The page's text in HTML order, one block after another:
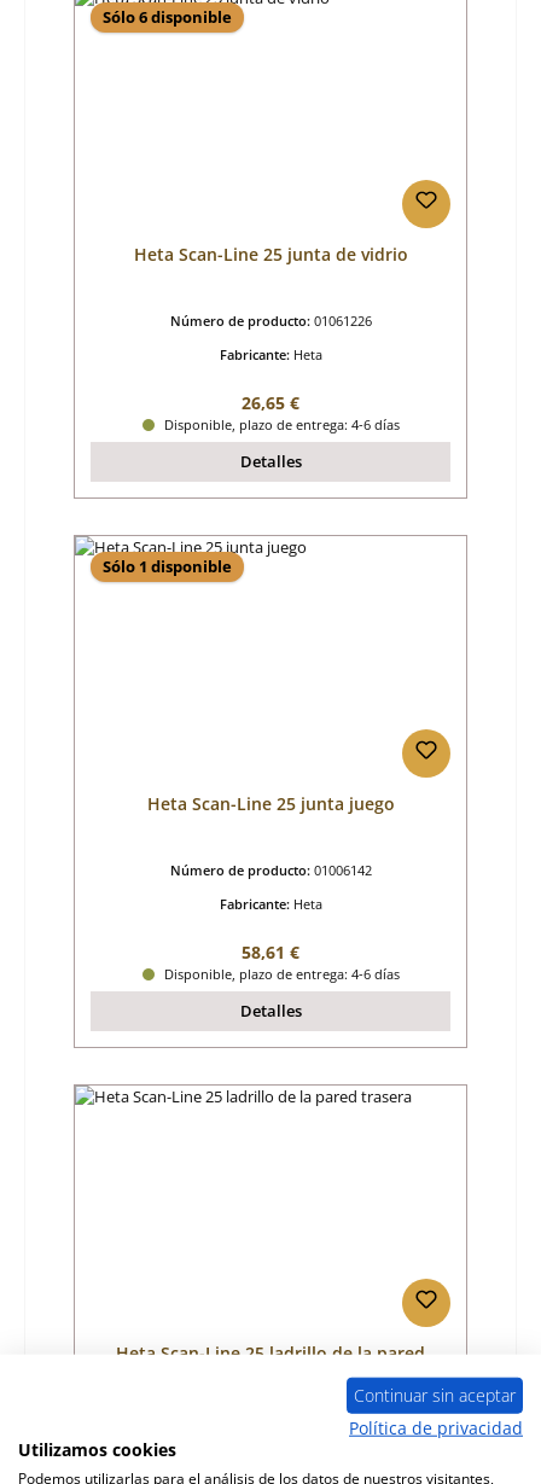
Sólo 6 disponible
Heta Scan-Line 25 junta de vidrio
Número de producto: 01061226
Fabricante: Heta
Precio normal:
26,65 €
Disponible, plazo de entrega: 4-6 días
Detalles
Sólo 1 disponible
Heta Scan-Line 25 junta juego
Número de producto: 01006142
Fabricante: Heta
Precio normal:
58,61 €
Disponible, plazo de entrega: 4-6 días
Detalles
Heta Scan-Line 25 ladrillo de la pared
01007418
Continuar sin aceptar
Política de privacidad
Utilizamos cookies
Podemos utilizarlas para el análisis de los datos de nuestros visitantes,